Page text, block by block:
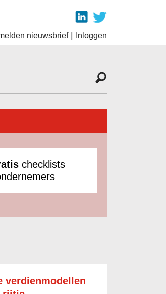
nieuwsbrief| Inloggen
checklists
verdienmodellen